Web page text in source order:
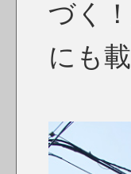
づく
にも